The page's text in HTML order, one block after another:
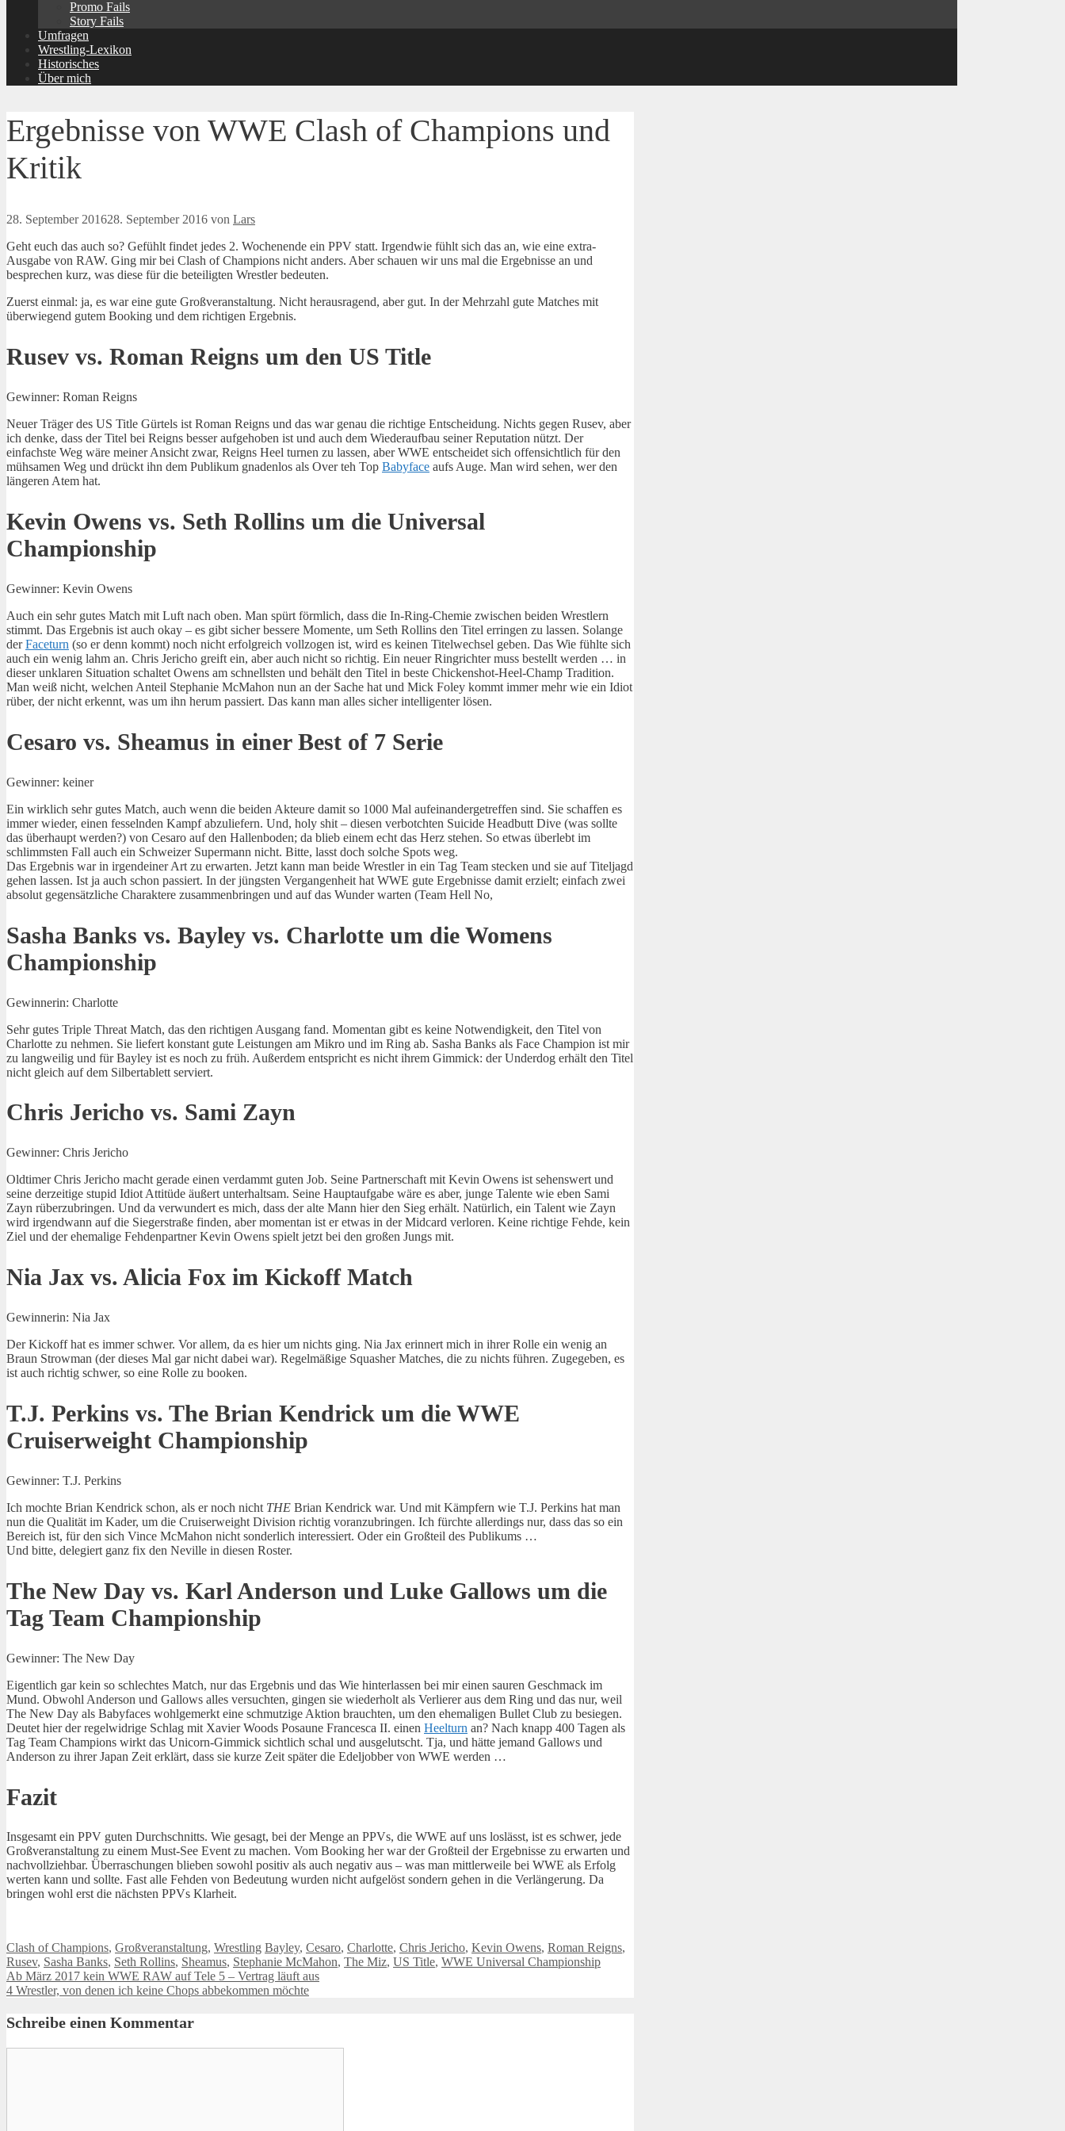
Promo Fails
Story Fails
Umfragen
Wrestling-Lexikon
Historisches
Über mich
Ergebnisse von WWE Clash of Champions und
Kritik
28. September 201628. September 2016 von Lars
Geht euch das auch so? Gefühlt findet jedes 2. Wochenende ein PPV statt. Irgendwie fühlt sich das an, wie eine extra-
Ausgabe von RAW. Ging mir bei Clash of Champions nicht anders. Aber schauen wir uns mal die Ergebnisse an und
besprechen kurz, was diese für die beteiligten Wrestler bedeuten.
Zuerst einmal: ja, es war eine gute Großveranstaltung. Nicht herausragend, aber gut. In der Mehrzahl gute Matches mit
überwiegend gutem Booking und dem richtigen Ergebnis.
Rusev vs. Roman Reigns um den US Title
Gewinner: Roman Reigns
Neuer Träger des US Title Gürtels ist Roman Reigns und das war genau die richtige Entscheidung. Nichts gegen Rusev, aber
ich denke, dass der Titel bei Reigns besser aufgehoben ist und auch dem Wiederaufbau seiner Reputation nützt. Der
einfachste Weg wäre meiner Ansicht zwar, Reigns Heel turnen zu lassen, aber WWE entscheidet sich offensichtlich für den
mühsamen Weg und drückt ihn dem Publikum gnadenlos als Over teh Top Babyface aufs Auge. Man wird sehen, wer den
längeren Atem hat.
Kevin Owens vs. Seth Rollins um die Universal
Championship
Gewinner: Kevin Owens
Auch ein sehr gutes Match mit Luft nach oben. Man spürt förmlich, dass die In-Ring-Chemie zwischen beiden Wrestlern
stimmt. Das Ergebnis ist auch okay – es gibt sicher bessere Momente, um Seth Rollins den Titel erringen zu lassen. Solange
derFaceturn (so er denn kommt) noch nicht erfolgreich vollzogen ist, wird es keinen Titelwechsel geben. Das Wie fühlte sich
auch ein wenig lahm an. Chris Jericho greift ein, aber auch nicht so richtig. Ein neuer Ringrichter muss bestellt werden … in
dieser unklaren Situation schaltet Owens am schnellsten und behält den Titel in beste Chickenshot-Heel-Champ Tradition.
Man weiß nicht, welchen Anteil Stephanie McMahon nun an der Sache hat und Mick Foley kommt immer mehr wie ein Idiot
rüber, der nicht erkennt, was um ihn herum passiert. Das kann man alles sicher intelligenter lösen.
Cesaro vs. Sheamus in einer Best of 7 Serie
Gewinner: keiner
Ein wirklich sehr gutes Match, auch wenn die beiden Akteure damit so 1000 Mal aufeinandergetreffen sind. Sie schaffen es
immer wieder, einen fesselnden Kampf abzuliefern. Und, holy shit – diesen verbotchten Suicide Headbutt Dive (was sollte
das überhaupt werden?) von Cesaro auf den Hallenboden; da blieb einem echt das Herz stehen. So etwas überlebt im
schlimmsten Fall auch ein Schweizer Supermann nicht. Bitte, lasst doch solche Spots weg.
Das Ergebnis war in irgendeiner Art zu erwarten. Jetzt kann man beide Wrestler in ein Tag Team stecken und sie auf Titeljagd
gehen lassen. Ist ja auch schon passiert. In der jüngsten Vergangenheit hat WWE gute Ergebnisse damit erzielt; einfach zwei
absolut gegensätzliche Charaktere zusammenbringen und auf das Wunder warten (Team Hell No,
Sasha Banks vs. Bayley vs. Charlotte um die Womens
Championship
Gewinnerin: Charlotte
Sehr gutes Triple Threat Match, das den richtigen Ausgang fand. Momentan gibt es keine Notwendigkeit, den Titel von
Charlotte zu nehmen. Sie liefert konstant gute Leistungen am Mikro und im Ring ab. Sasha Banks als Face Champion ist mir
zu langweilig und für Bayley ist es noch zu früh. Außerdem entspricht es nicht ihrem Gimmick: der Underdog erhält den Titel
nicht gleich auf dem Silbertablett serviert.
Chris Jericho vs. Sami Zayn
Gewinner: Chris Jericho
Oldtimer Chris Jericho macht gerade einen verdammt guten Job. Seine Partnerschaft mit Kevin Owens ist sehenswert und
seine derzeitige stupid Idiot Attitüde äußert unterhaltsam. Seine Hauptaufgabe wäre es aber, junge Talente wie eben Sami
Zayn rüberzubringen. Und da verwundert es mich, dass der alte Mann hier den Sieg erhält. Natürlich, ein Talent wie Zayn
wird irgendwann auf die Siegerstraße finden, aber momentan ist er etwas in der Midcard verloren. Keine richtige Fehde, kein
Ziel und der ehemalige Fehdenpartner Kevin Owens spielt jetzt bei den großen Jungs mit.
Nia Jax vs. Alicia Fox im Kickoff Match
Gewinnerin: Nia Jax
Der Kickoff hat es immer schwer. Vor allem, da es hier um nichts ging. Nia Jax erinnert mich in ihrer Rolle ein wenig an
Braun Strowman (der dieses Mal gar nicht dabei war). Regelmäßige Squasher Matches, die zu nichts führen. Zugegeben, es
ist auch richtig schwer, so eine Rolle zu booken.
T.J. Perkins vs. The Brian Kendrick um die WWE
Cruiserweight Championship
Gewinner: T.J. Perkins
Ich mochte Brian Kendrick schon, als er noch nicht THE Brian Kendrick war. Und mit Kämpfern wie T.J. Perkins hat man
nun die Qualität im Kader, um die Cruiserweight Division richtig voranzubringen. Ich fürchte allerdings nur, dass das so ein
Bereich ist, für den sich Vince McMahon nicht sonderlich interessiert. Oder ein Großteil des Publikums …
Und bitte, delegiert ganz fix den Neville in diesen Roster.
The New Day vs. Karl Anderson und Luke Gallows um die
Tag Team Championship
Gewinner: The New Day
Eigentlich gar kein so schlechtes Match, nur das Ergebnis und das Wie hinterlassen bei mir einen sauren Geschmack im
Mund. Obwohl Anderson und Gallows alles versuchten, gingen sie wiederholt als Verlierer aus dem Ring und das nur, weil
The New Day als Babyfaces wohlgemerkt eine schmutzige Aktion brauchten, um den ehemaligen Bullet Club zu besiegen.
Deutet hier der regelwidrige Schlag mit Xavier Woods Posaune Francesca II. einen Heelturn an? Nach knapp 400 Tagen als
Tag Team Champions wirkt das Unicorn-Gimmick sichtlich schal und ausgelutscht. Tja, und hätte jemand Gallows und
Anderson zu ihrer Japan Zeit erklärt, dass sie kurze Zeit später die Edeljobber von WWE werden …
Fazit
Insgesamt ein PPV guten Durchschnitts. Wie gesagt, bei der Menge an PPVs, die WWE auf uns loslässt, ist es schwer, jede
Großveranstaltung zu einem Must-See Event zu machen. Vom Booking her war der Großteil der Ergebnisse zu erwarten und
nachvollziehbar. Überraschungen blieben sowohl positiv als auch negativ aus – was man mittlerweile bei WWE als Erfolg
werten kann und sollte. Fast alle Fehden von Bedeutung wurden nicht aufgelöst sondern gehen in die Verlängerung. Da
bringen wohl erst die nächsten PPVs Klarheit.
Kategorien
Clash of Champions, Großveranstaltung, Wrestling Schlagwörter
Bayley, Cesaro, Charlotte, Chris Jericho, Kevin Owens, Roman Reigns,
Rusev, Sasha Banks, Seth Rollins, Sheamus, Stephanie McMahon, The Miz, US Title, WWE Universal Championship
Ab März 2017 kein WWE RAW auf Tele 5 – Vertrag läuft aus
4 Wrestler, von denen ich keine Chops abbekommen möchte
Schreibe einen Kommentar